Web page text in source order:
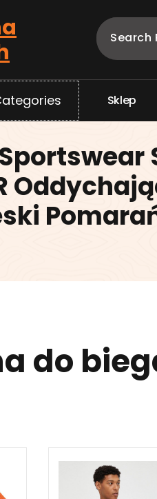
Sklep
do